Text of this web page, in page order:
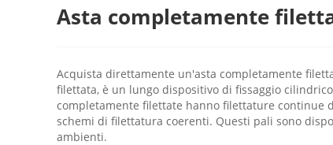
Asta completamente
Acquista direttamente un'asta completamente
filettata, è un lungo dispositivo di fissaggio
completamente filettate hanno filettature continue
schemi di filettatura coerenti. Questi pali sono
ambienti.